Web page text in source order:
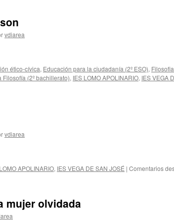
vdiarea
ético-cívica, Educación para la ciudadanía (2º ESO),
Filosofía (2º bachillerato), IES LOMO APOLINARIO, IES VEGA
vdiarea
APOLINARIO, IES VEGA DE SAN JOSÉ | Comentarios
mujer olvidada